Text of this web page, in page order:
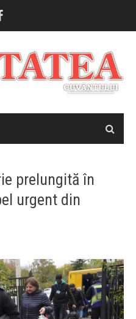
prelungită în
urgent din